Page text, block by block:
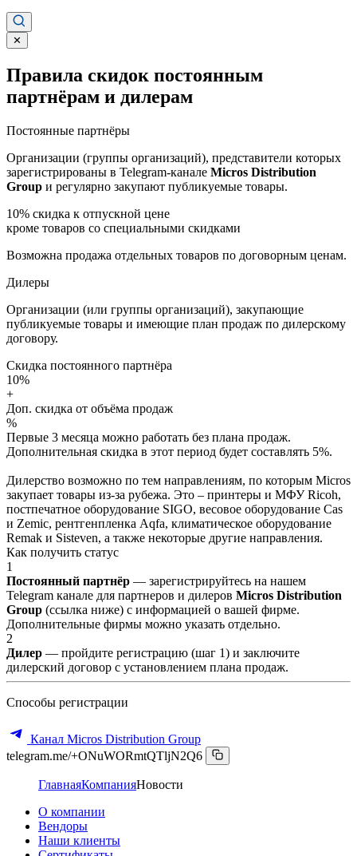
✕
Правила скидок постоянным
партнёрам и дилерам
Постоянные партнёры
Организации (группы организаций), представители которых
зарегистрированы в Telegram-канале Micros Distribution
Group и регулярно закупают публикуемые товары.
10% скидка к отпускной цене
кроме товаров со специальными скидками
Возможна продажа отдельных товаров по договорным ценам.
Дилеры
Организации (или группы организаций), закупающие
публикуемые товары и имеющие план продаж по дилерскому
договору.
Скидка постоянного партнёра
10%
+
Доп. скидка от объёма продаж
%
Первые 3 месяца можно работать без плана продаж.
Дополнительная скидка в этот период будет составлять 5%.
Дилерство возможно по тем направлениям, по которым Micros
закупает товары из-за рубежа. Это – принтеры и МФУ Ricoh,
постпечатное оборудование SIGO, весовое оборудование Cas
и Zemic, рентгенпленка Aqfa, климатическое оборудование
Remak и Sisteven, а также некоторые другие направления.
Как получить статус
1
Постоянный партнёр — зарегистрируйтесь на нашем
Telegram канале для партнеров и дилеров Micros Distribution
Group (ссылка ниже) с информацией о вашей фирме.
Дополнительные фирмы можно указать отдельно.
2
Дилер — пройдите регистрацию (шаг 1) и заключите
дилерский договор с установлением плана продаж.
Способы регистрации
Канал Micros Distribution Group
telegram.me/+ONuWORmtQTljN2Q6
ГлавнаяКомпанияНовости
О компании
Вендоры
Наши клиенты